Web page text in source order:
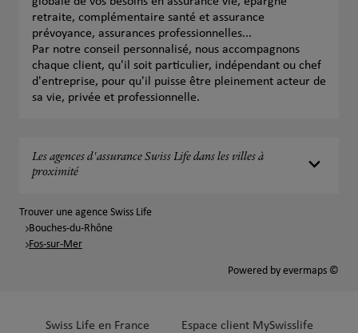
retraite, complémentaire santé et assurance
prévoyance, assurances professionnelles...
Par notre conseil personnalisé, nous accompagnons
chaque client, qu'il soit particulier, indépendant ou chef
d'entreprise, pour qu'il puisse être pleinement acteur de
sa vie, privée et professionnelle.
Les agences d'assurance Swiss Life dans les villes à
proximité
Trouver une agence Swiss Life
Bouches-du-Rhône
Fos-sur-Mer
Powered by evermaps ©
Swiss Life en France Espace client MySwisslife